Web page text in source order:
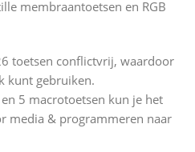
membraantoetsen en RGB
toetsen conflictvrij, waardoor
kunt gebruiken.
5 macrotoetsen kun je het
media & programmeren naar